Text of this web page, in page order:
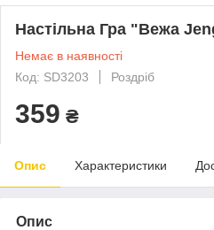
Настільна Гра "Вежа
Немає в наявності
Код: SD3203
Роздріб
359 ₴
Опис Характеристики
Опис